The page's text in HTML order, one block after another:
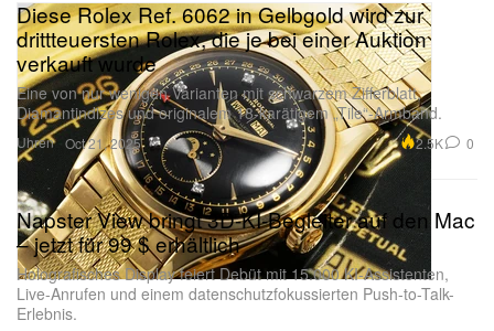
Uhren
Diese Rolex Ref. 6062 in Gelbgold wird zur
drittteuersten Rolex, die je bei einer Auktion
verkauft wurde
Eine von nur wenigen Varianten mit schwarzem Zifferblatt,
Diamantindizes und originalem 18-karätigem „Tile“-Armband.
Oct 21, 2025 2.5K 0
Napster View bringt 3D-KI-Begleiter auf den Mac
– jetzt für 99 $ erhältlich
Holografisches Display feiert Debüt mit 15.000 KI-Assistenten,
Live-Anrufen und einem datenschutzfokussierten Push-to-Talk-
Erlebnis.